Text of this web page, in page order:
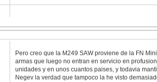
Pero creo que la M249 SAW proviene de la FN
armas que luego no entran en servicio en
unidades y en unos cuantos paises, y todavia
Negev la verdad que tampoco la he visto